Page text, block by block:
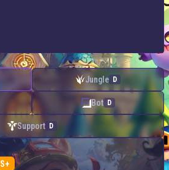
Jungle D
Bot D
Support D
S+